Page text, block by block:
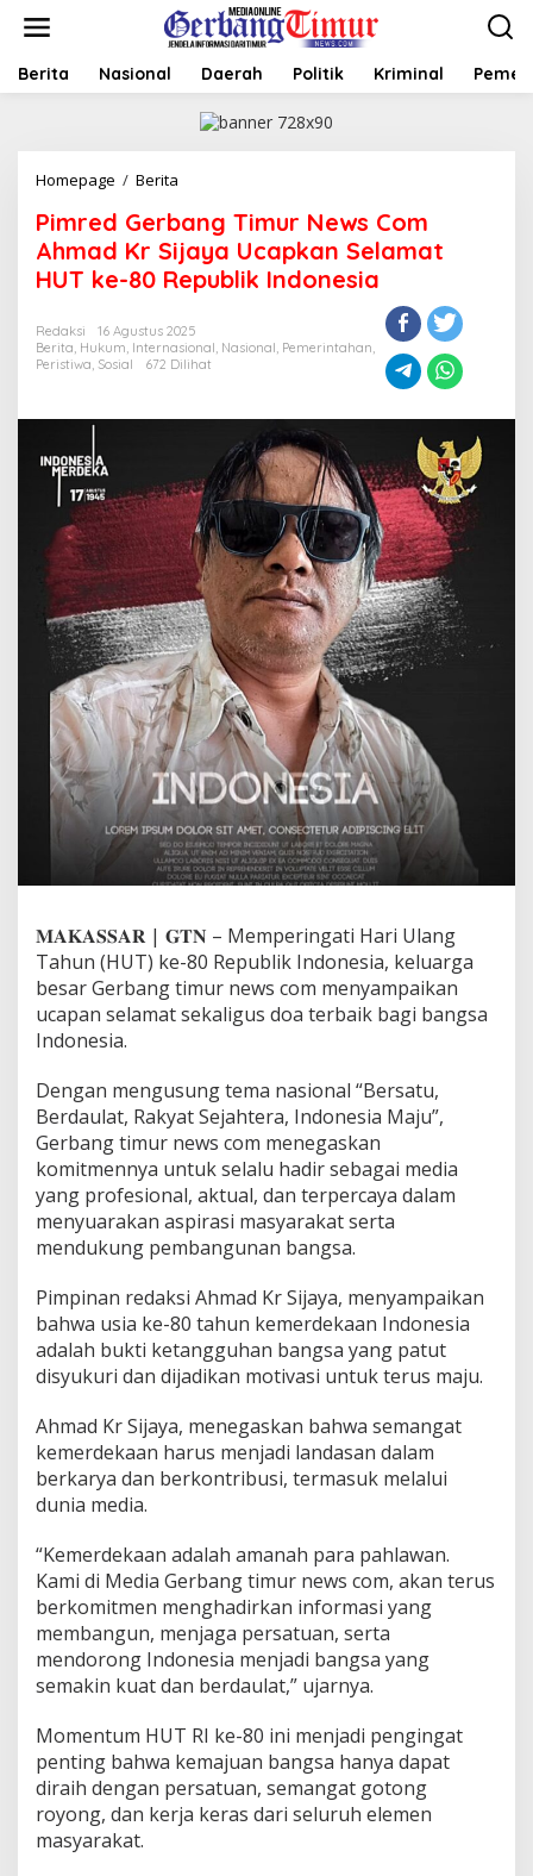
t
Berita Nasional Daerah Politik Kriminal
Homepage / Berita
m
r
e
d
e
r
b
n
i
m
u
r
N
e
w
s
C
o
m
A
h
m
a
d
K
r
S
i
a
a
U
c
a
n
S
e
l
a
m
a
H
U
T
k
e
0
R
e
b
l
i
k
I
n
d
e
s
i
a
Pimred Gerbang Timur News Com
Ahmad Kr Sijaya Ucapkan Selamat
HUT ke-80 Republik Indonesia
Redaksi
16 Agustus 2025
Berita, Hukum, Internasional, Nasional, Pemerintahan,
Peristiwa, Sosial 672 Dilihat
𝐌𝐀𝐊𝐀𝐒𝐒𝐀𝐑 | 𝐆𝐓𝐍 – Memperingati Hari Ulang
Tahun (HUT) ke-80 Republik Indonesia, keluarga
besar Gerbang timur news com menyampaikan
ucapan selamat sekaligus doa terbaik bagi bangsa
Indonesia.
Dengan mengusung tema nasional “Bersatu,
Berdaulat, Rakyat Sejahtera, Indonesia Maju”,
Gerbang timur news com menegaskan
komitmennya untuk selalu hadir sebagai media
yang profesional, aktual, dan terpercaya dalam
menyuarakan aspirasi masyarakat serta
mendukung pembangunan bangsa.
Pimpinan redaksi Ahmad Kr Sijaya, menyampaikan
bahwa usia ke-80 tahun kemerdekaan Indonesia
adalah bukti ketangguhan bangsa yang patut
disyukuri dan dijadikan motivasi untuk terus maju.
Ahmad Kr Sijaya, menegaskan bahwa semangat
kemerdekaan harus menjadi landasan dalam
berkarya dan berkontribusi, termasuk melalui
dunia media.
“Kemerdekaan adalah amanah para pahlawan.
Kami di Media Gerbang timur news com, akan terus
berkomitmen menghadirkan informasi yang
membangun, menjaga persatuan, serta
mendorong Indonesia menjadi bangsa yang
semakin kuat dan berdaulat,” ujarnya.
Momentum HUT RI ke-80 ini menjadi pengingat
penting bahwa kemajuan bangsa hanya dapat
diraih dengan persatuan, semangat gotong
royong, dan kerja keras dari seluruh elemen
masyarakat.